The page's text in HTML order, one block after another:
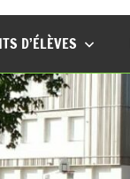
D’ÉLÈVES